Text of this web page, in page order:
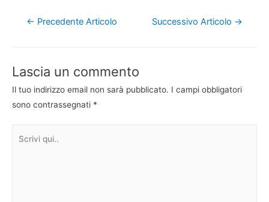
Navigazione
← Precedente Articolo Successivo Articolo →
Lascia un commento
Il tuo indirizzo email non sarà pubblicato. I campi obbligatori
sono contrassegnati *